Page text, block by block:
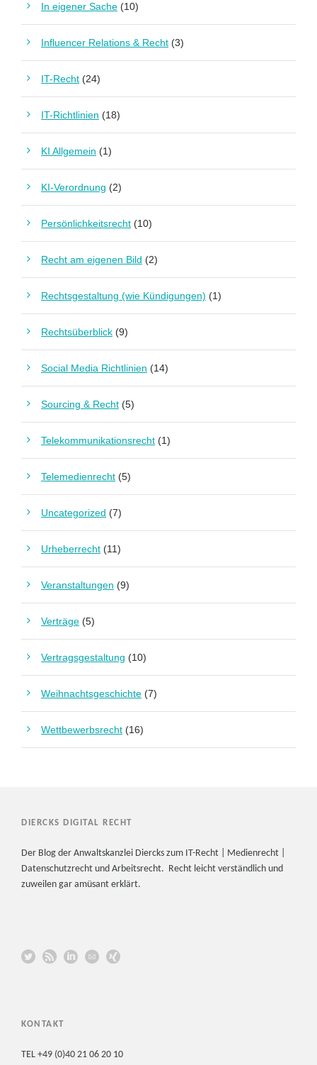
In eigener Sache (10)
Influencer Relations & Recht (3)
IT-Recht (24)
IT-Richtlinien (18)
KI Allgemein (1)
KI-Verordnung (2)
Persönlichkeitsrecht (10)
Recht am eigenen Bild (2)
Rechtsgestaltung (wie Kündigungen) (1)
Rechtsüberblick (9)
Social Media Richtlinien (14)
Sourcing & Recht (5)
Telekommunikationsrecht (1)
Telemedienrecht (5)
Uncategorized (7)
Urheberrecht (11)
Veranstaltungen (9)
Verträge (5)
Vertragsgestaltung (10)
Weihnachtsgeschichte (7)
Wettbewerbsrecht (16)
DIERCKS DIGITAL RECHT
Der Blog der Anwaltskanzlei Diercks zum IT-Recht | Medienrecht |
Datenschutzrecht und Arbeitsrecht. Recht leicht verständlich und
zuweilen gar amüsant erklärt.
KONTAKT
TEL +49 (0)40 21 06 20 10